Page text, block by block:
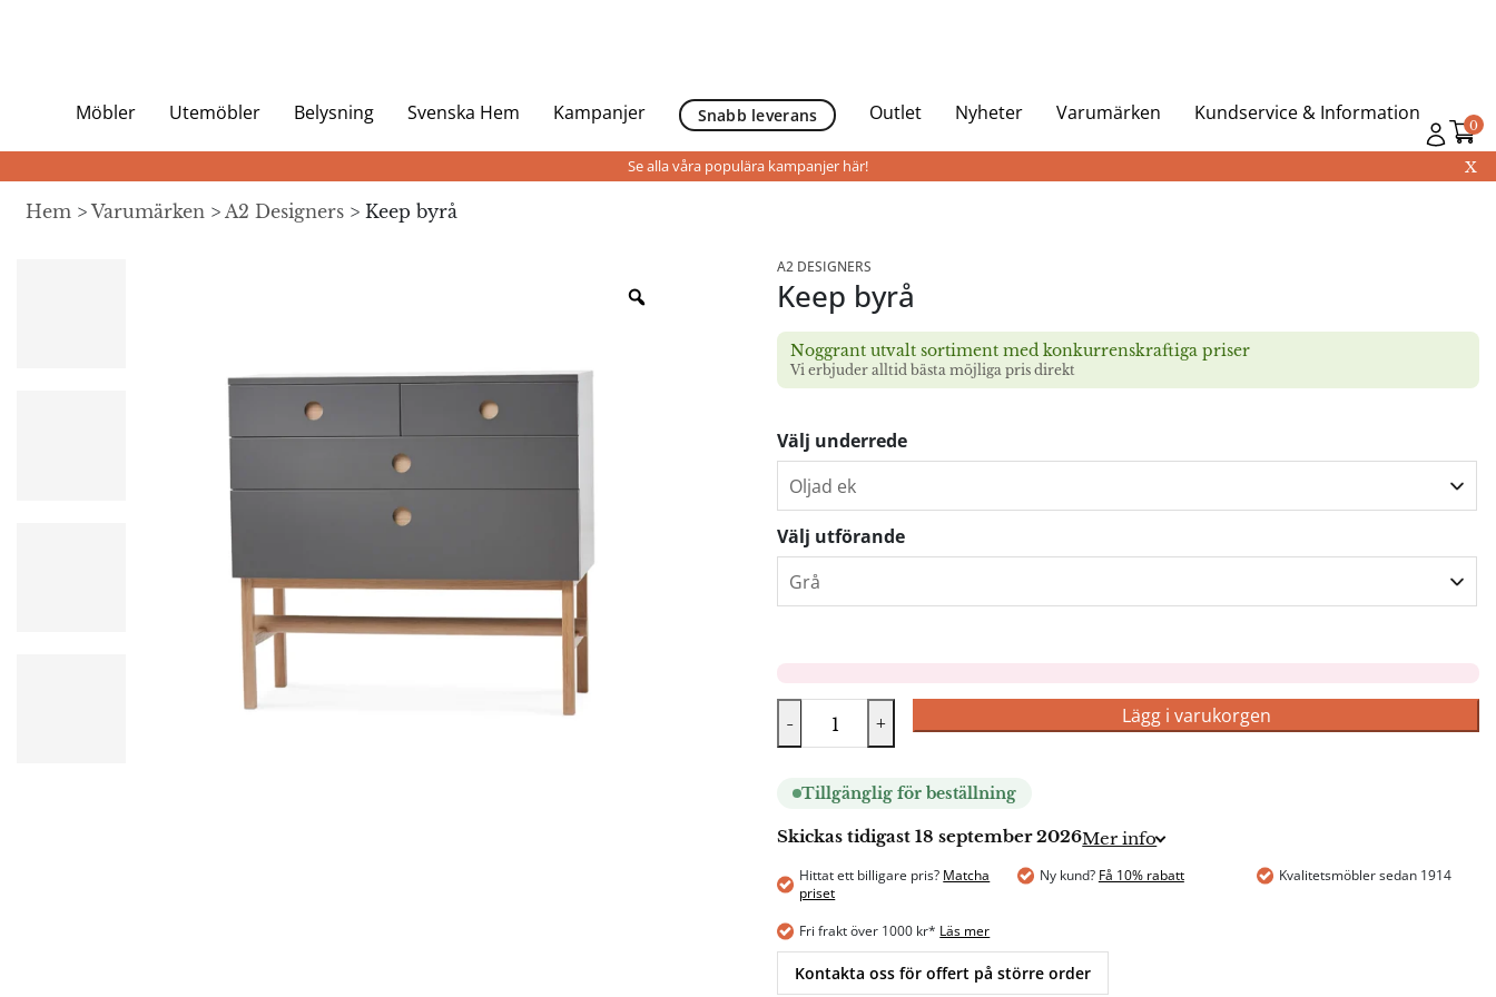
0
Möbler Utemöbler Belysning Svenska Hem Kampanjer Snabb leverans Outlet Nyheter Varumärken Kundservice & Information
Se alla våra populära kampanjer här! X
Hem >Varumärken > A2 Designers > Keep byrå
A2 DESIGNERS
Keep byrå
Noggrant utvalt sortiment med konkurrenskraftiga priser
Vi erbjuder alltid bästa möjliga pris direkt
Välj underrede
Välj utförande
- + Lägg i varukorgen
Tillgänglig för beställning
Skickas tidigast 18 september 2026Mer info
Hittat ett billigare pris? Matcha
priset
Ny kund? Få 10% rabatt Kvalitetsmöbler sedan 1914
Fri frakt över 1000 kr* Läs mer
Kontakta oss för offert på större order